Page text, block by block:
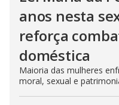
anos nesta
reforça
doméstica
Maioria das mulheres
moral, sexual e